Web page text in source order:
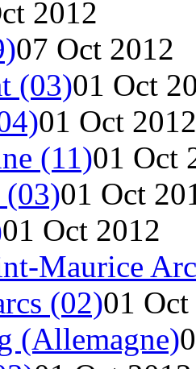
2012
07 Oct 2012
(03)01 Oct
01 Oct 2012
(11)01 Oct
01 Oct
01 Oct 2012
Maurice
(02)01
(Allemagne)